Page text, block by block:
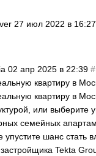
27 июл 2022 в 16:27
02 апр 2025 в 22:39 #
квартиру в
квартиру в
или
семейных
упустите шанс
Tekta